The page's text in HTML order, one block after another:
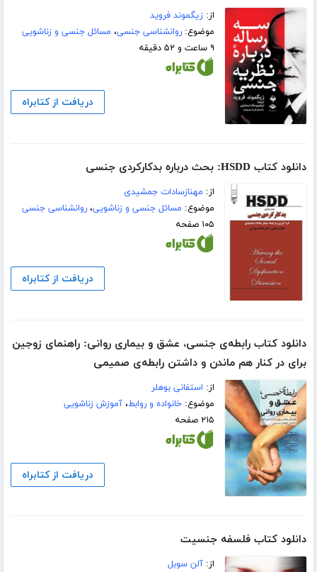
از:زیگموند فروید
موضوع:روانشناسی جنسی، مسائل جنسی و زناشویی
۹ ساعت و ۵۲ دقیقه
دریافت از کتابراه
دانلود کتاب HSDD: بحث درباره بدکارکردی جنسی
از: مهنازسادات جمشیدی
موضوع: مسائل جنسی و زناشویی،روانشناسی جنسی
۱۰۵ صفحه
دریافت از کتابراه
دانلود کتاب رابطه‌ی جنسی، عشق و بیماری روانی: راهنمای زوجین
برای در کنار هم ماندن و داشتن رابطه‌ی صمیمی
از: استفانی بوهلر
موضوع:خانواده و روابط،آموزش زناشویی
۲۱۵ صفحه
دریافت از کتابراه
دانلود کتاب فلسفه جنسیت
از:آلن سوبل